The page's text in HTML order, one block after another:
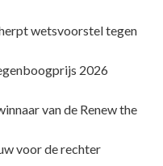
wetsvoorstel tegen
2026
van de Renew the
voor de rechter